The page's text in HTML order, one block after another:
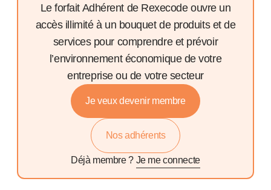
Le forfait Adhérent de Rexecode ouvre un
accès illimité à un bouquet de produits et de
services pour comprendre et prévoir
l’environnement économique de votre
entreprise ou de votre secteur
Je veux devenir membre
Nos adhérents
Déjà membre ? Je me connecte